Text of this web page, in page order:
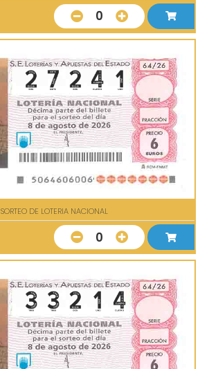
0
SORTEO DE LOTERIA NACIONAL
0